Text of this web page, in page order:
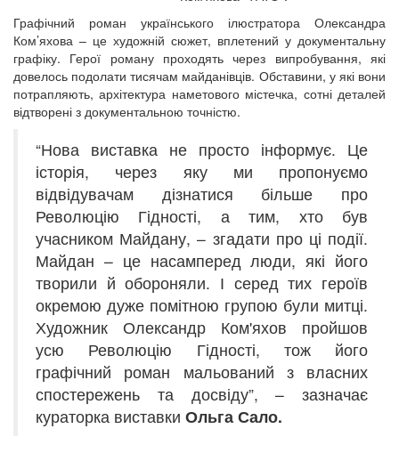
Графічний роман українського ілюстратора Олександра
Ком’яхова – це художній сюжет, вплетений у документальну
графіку. Герої роману проходять через випробування, які
довелось подолати тисячам майданівців. Обставини, у які вони
потрапляють, архітектура наметового містечка, сотні деталей
відтворені з документальною точністю.
“Нова виставка не просто інформує. Це
історія, через яку ми пропонуємо
відвідувачам дізнатися більше про
Революцію Гідності, а тим, хто був
учасником Майдану, – згадати про ці події.
Майдан – це насамперед люди, які його
творили й обороняли. І серед тих героїв
окремою дуже помітною групою були митці.
Художник Олександр Ком'яхов пройшов
усю Революцію Гідності, тож його
графічний роман мальований з власних
спостережень та досвіду”, – зазначає
кураторка виставки Ольга Сало.